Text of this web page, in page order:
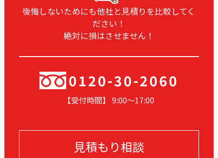
2025-01
2024-12
2024-08
2024-07
2024-06
2024-05
2024-02
2024-01
2023-11
2023-08
2023-05
2023-03
後悔しないためにも他社と見積りを比較してく
ださい！
絶対に損はさせません！
0120-30-2060
【受付時間】 9:00〜17:00
見積もり相談